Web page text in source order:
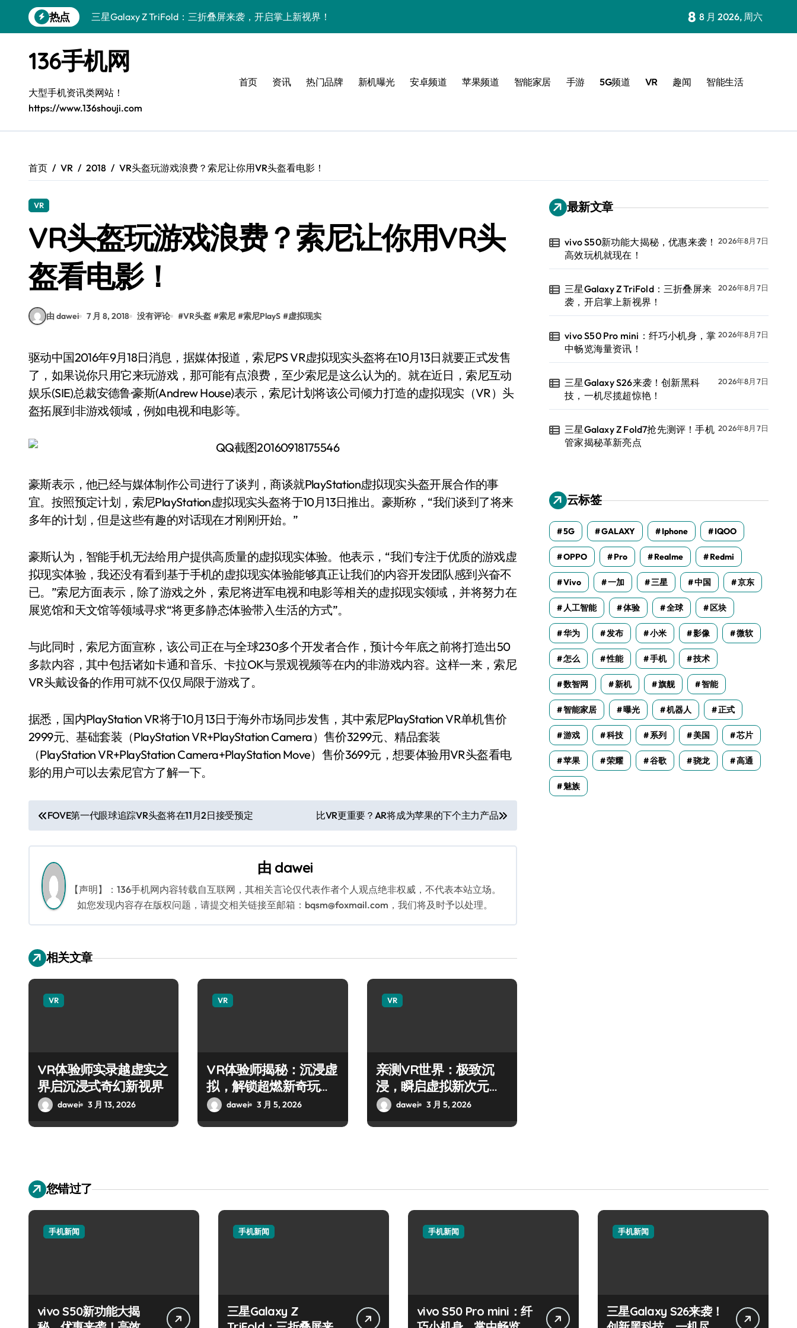
到
热点
三星Galaxy Z TriFold：三折叠屏来袭，开启掌上新视界！
三星Galaxy S26来袭！创新黑科技，一机尽揽超惊艳！
三星Galaxy Z Fold7抢先测评！手机管家揭秘革新亮点
小米17 Pro来袭！实用功能大揭秘，抢先一睹为快！
S25 Ultra颜值封神！定制主题潮爆登场
S26+颜值暴击！机皇美学全解密
vivo S50新功能大揭秘，优惠来袭！高效玩机就现在！
8 8 月 2026, 周六
136手机网
大型手机资讯类网站！
https://www.136shouji.com
首页 资讯 热门品牌 新机曝光 安卓频道 苹果频道 智能家居 手游 5G频道 VR 趣闻 智能生活
首页 VR 2018 VR头盔玩游戏浪费？索尼让你用VR头盔看电影！
VR
VR头盔玩游戏浪费？索尼让你用VR头
盔看电影！
由 dawei 7 月 8, 2018 没有评论 #VR头盔 #索尼 #索尼PlayS #虚拟现实
驱动中国2016年9月18日消息，据媒体报道，索尼PS VR虚拟现实头盔将在10月13日就要正式发售
了，如果说你只用它来玩游戏，那可能有点浪费，至少索尼是这么认为的。就在近日，索尼互动
娱乐(SIE)总裁安德鲁·豪斯(Andrew House)表示，索尼计划将该公司倾力打造的虚拟现实（VR）头
盔拓展到非游戏领域，例如电视和电影等。
豪斯表示，他已经与媒体制作公司进行了谈判，商谈就PlayStation虚拟现实头盔开展合作的事
宜。按照预定计划，索尼PlayStation虚拟现实头盔将于10月13日推出。豪斯称，“我们谈到了将来
多年的计划，但是这些有趣的对话现在才刚刚开始。”
豪斯认为，智能手机无法给用户提供高质量的虚拟现实体验。他表示，“我们专注于优质的游戏虚
拟现实体验，我还没有看到基于手机的虚拟现实体验能够真正让我们的内容开发团队感到兴奋不
已。”索尼方面表示，除了游戏之外，索尼将进军电视和电影等相关的虚拟现实领域，并将努力在
展览馆和天文馆等领域寻求“将更多静态体验带入生活的方式”。
与此同时，索尼方面宣称，该公司正在与全球230多个开发者合作，预计今年底之前将打造出50
多款内容，其中包括诸如卡通和音乐、卡拉OK与景观视频等在内的非游戏内容。这样一来，索尼
VR头戴设备的作用可就不仅仅局限于游戏了。
据悉，国内PlayStation VR将于10月13日于海外市场同步发售，其中索尼PlayStation VR单机售价
2999元、基础套装（PlayStation VR+PlayStation Camera）售价3299元、精品套装
（PlayStation VR+PlayStation Camera+PlayStation Move）售价3699元，想要体验用VR头盔看电
影的用户可以去索尼官方了解一下。
文
章
导
航
FOVE第一代眼球追踪VR头盔将在11月2日接受预定 比VR更重要？AR将成为苹果的下个主力产品
由 dawei
【声明】：136手机网内容转载自互联网，其相关言论仅代表作者个人观点绝非权威，不代表本站立场。
如您发现内容存在版权问题，请提交相关链接至邮箱：bqsm@foxmail.com，我们将及时予以处理。
相关文章
VR
VR体验师实录越虚实之
界启沉浸式奇幻新视界
dawei 3 月 13, 2026
VR
VR体验师揭秘：沉浸虚
拟，解锁超燃新奇玩
法！dawei 3 月 5, 2026
VR
亲测VR世界：极致沉
浸，瞬启虚拟新次元奇
幻之旅！
dawei 3 月 5, 2026
最新文章
vivo S50新功能大揭秘，优惠来袭！
高效玩机就现在！
2026年8月7日
三星Galaxy Z TriFold：三折叠屏来
袭，开启掌上新视界！
2026年8月7日
vivo S50 Pro mini：纤巧小机身，掌
中畅览海量资讯！
2026年8月7日
三星Galaxy S26来袭！创新黑科
技，一机尽揽超惊艳！
2026年8月7日
三星Galaxy Z Fold7抢先测评！手机
管家揭秘革新亮点
2026年8月7日
云标签
5G GALAXY Iphone IQOO
OPPO Pro Realme Redmi
Vivo 一加 三星 中国 京东
人工智能 体验 全球 区块
华为 发布 小米 影像 微软
怎么 性能 手机 技术
数智网 新机 旗舰 智能
智能家居 曝光 机器人 正式
游戏 科技 系列 美国 芯片
苹果 荣耀 谷歌 骁龙 高通
魅族
您错过了
手机新闻
vivo S50新功能大揭
手机新闻
三星Galaxy Z
手机新闻
vivo S50 Pro mini：纤
手机新闻
三星Galaxy S26来袭！